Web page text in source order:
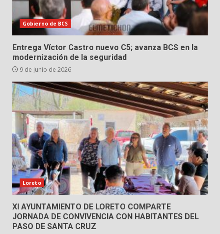
Gobierno de BCS
Entrega Víctor Castro nuevo C5; avanza BCS en la
modernización de la seguridad
9 de junio de 2026
Loreto
XI AYUNTAMIENTO DE LORETO COMPARTE
JORNADA DE CONVIVENCIA CON HABITANTES DEL
PASO DE SANTA CRUZ